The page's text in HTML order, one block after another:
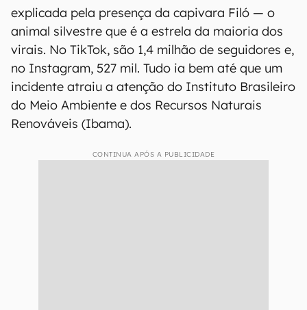
explicada pela presença da capivara Filó — o
animal silvestre que é a estrela da maioria dos
virais. No TikTok, são 1,4 milhão de seguidores e,
no Instagram, 527 mil. Tudo ia bem até que um
incidente atraiu a atenção do Instituto Brasileiro
do Meio Ambiente e dos Recursos Naturais
Renováveis (Ibama).
CONTINUA APÓS A PUBLICIDADE